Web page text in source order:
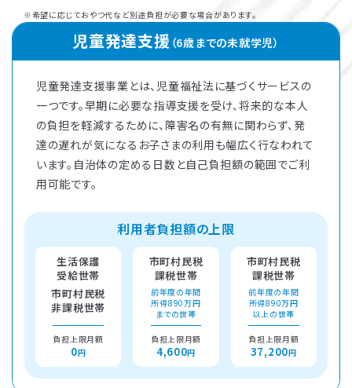
希望に応じておやつ代など別途負担が必要な場合があります。
児童発達支援 （6歳までの未就学児）
児童発達支援事業とは、児童福祉法に基づくサービスの
一つです。早期に必要な指導支援を受け、将来的な本人
の負担を軽減するために、障害名の有無に関わらず、発
達の遅れが気になるお子さまの利用も幅広く行なわれて
います。自治体の定める日数と自己負担額の範囲でご利
用可能です。
利用者負担額の上限
生活保護
受給世帯
市町村民税
非課税世帯
負担上限月額
0円
市町村民税
課税世帯
前年度の年間
所得890万円
までの世帯
負担上限月額
4,600円
市町村民税
課税世帯
前年度の年間
所得890万円
以上の世帯
負担上限月額
37,200円